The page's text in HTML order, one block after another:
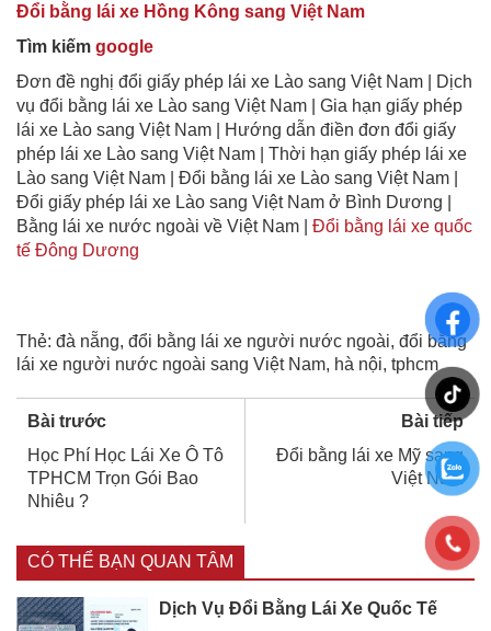
Đổi bằng lái xe Hồng Kông sang Việt Nam
Tìm kiếm google
Đơn đề nghị đổi giấy phép lái xe Lào sang Việt Nam | Dịch
vụ đổi bằng lái xe Lào sang Việt Nam | Gia hạn giấy phép
lái xe Lào sang Việt Nam | Hướng dẫn điền đơn đổi giấy
phép lái xe Lào sang Việt Nam | Thời hạn giấy phép lái xe
Lào sang Việt Nam | Đổi bằng lái xe Lào sang Việt Nam |
Đổi giấy phép lái xe Lào sang Việt Nam ở Bình Dương |
Bằng lái xe nước ngoài về Việt Nam | Đổi bằng lái xe quốc
tế Đông Dương
Thẻ: đà nẵng, đổi bằng lái xe người nước ngoài, đổi bằng
lái xe người nước ngoài sang Việt Nam, hà nội, tphcm
Bài trước
Học Phí Học Lái Xe Ô Tô
TPHCM Trọn Gói Bao
Nhiêu ?
Bài tiếp
Đổi bằng lái xe Mỹ sang
Việt Nam
CÓ THỂ BẠN QUAN TÂM
Dịch Vụ Đổi Bằng Lái Xe Quốc Tế